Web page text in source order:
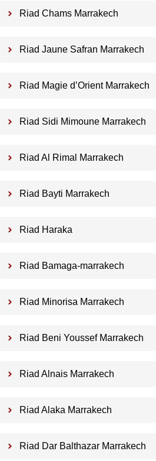
Riad Chams Marrakech
Riad Jaune Safran Marrakech
Riad Magie d’Orient Marrakech
Riad Sidi Mimoune Marrakech
Riad Al Rimal Marrakech
Riad Bayti Marrakech
Riad Haraka
Riad Bamaga-marrakech
Riad Minorisa Marrakech
Riad Beni Youssef Marrakech
Riad Alnais Marrakech
Riad Alaka Marrakech
Riad Dar Balthazar Marrakech